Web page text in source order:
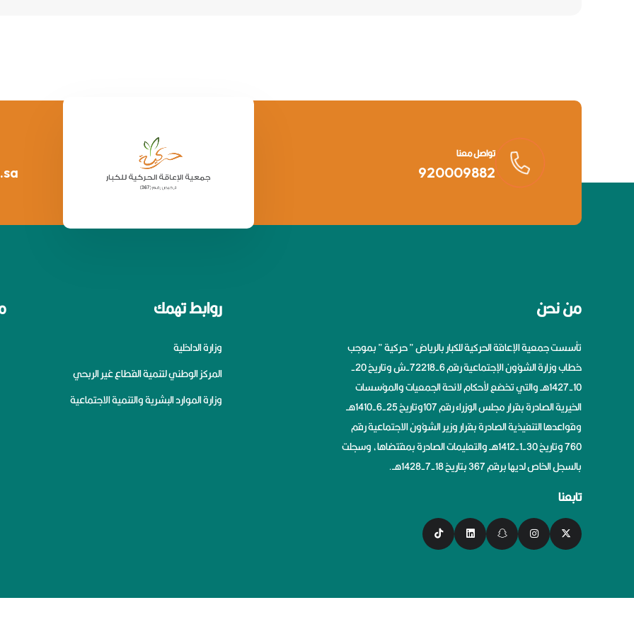
تواصل معنا
920009882
من نحن
تأسست جمعية الإعاقة الحركية للكبار بالرياض ” حركية ” بموجب
خطاب وزارة الشؤون الإجتماعية رقم 6-72218-ش وتاريخ 20-
10-1427هــ والتي تخضع لأحكام لائحة الجمعيات والمؤسسات
الخيرية الصادرة بقرار مجلس الوزراء رقم 107وتاريخ 25-6-1410هــ
وقواعدها التنفيذية الصادرة بقرار وزير الشؤون الاجتماعية رقم
760 وتاريخ 30-1-1412هــ والتعليمات الصادرة بمقتضاها، وسجلت
بالسجل الخاص لديها برقم 367 بتاريخ 18-7-1428هــ.
تابعنا
روابط تهمك
وزارة الداخلية
المركز الوطني لتنمية القطاع غير الربحي
وزارة الموارد البشرية والتنمية الاجتماعية